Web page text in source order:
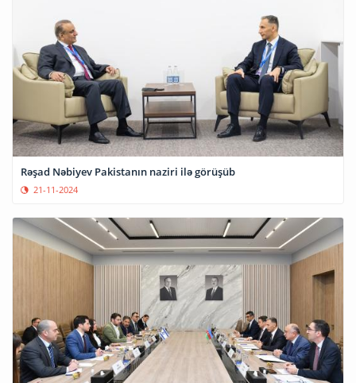
Rəşad Nəbiyev Pakistanın naziri ilə görüşüb
21-11-2024